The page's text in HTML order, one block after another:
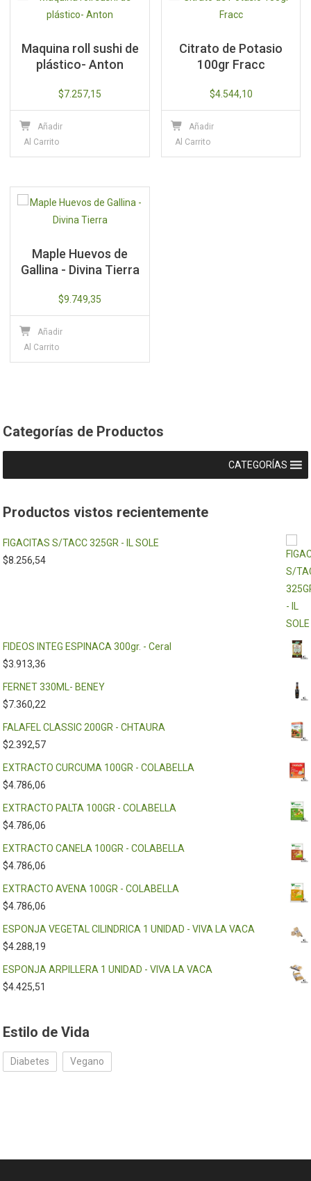
Maquina roll sushi de
plástico- Anton
$7.257,15
Añadir
Al Carrito
Citrato de Potasio
100gr Fracc
$4.544,10
Añadir
Al Carrito
Maple Huevos de
Gallina - Divina Tierra
$9.749,35
Añadir
Al Carrito
Categorías de Productos
CATEGORÍAS
Productos vistos recientemente
FIGACITAS S/TACC 325GR - IL SOLE
$8.256,54
FIDEOS INTEG ESPINACA 300gr. - Ceral
$3.913,36
FERNET 330ML- BENEY
$7.360,22
FALAFEL CLASSIC 200GR - CHTAURA
$2.392,57
EXTRACTO CURCUMA 100GR - COLABELLA
$4.786,06
EXTRACTO PALTA 100GR - COLABELLA
$4.786,06
EXTRACTO CANELA 100GR - COLABELLA
$4.786,06
EXTRACTO AVENA 100GR - COLABELLA
$4.786,06
ESPONJA VEGETAL CILINDRICA 1 UNIDAD - VIVA LA VACA
$4.288,19
ESPONJA ARPILLERA 1 UNIDAD - VIVA LA VACA
$4.425,51
Estilo de Vida
Diabetes Vegano